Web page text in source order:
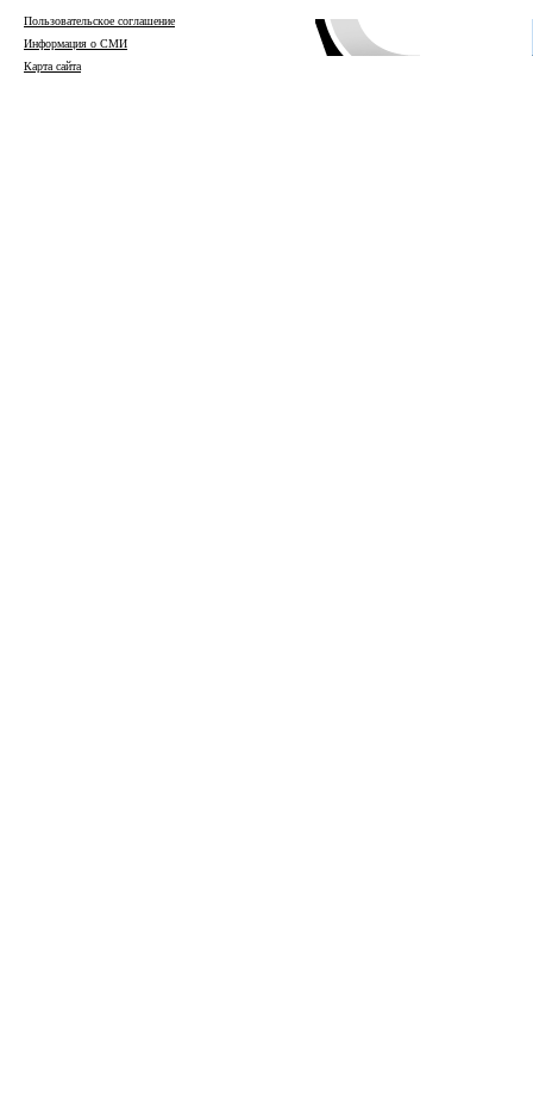
Пользовательское соглашение
Информация о СМИ
Карта сайта